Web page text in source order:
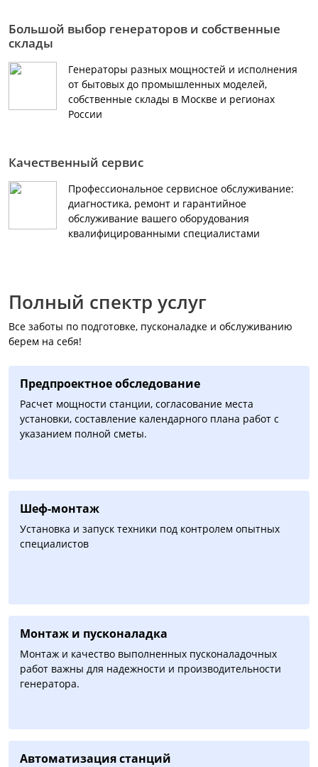
Большой выбор генераторов и собственные
склады
Генераторы разных мощностей и исполнения
от бытовых до промышленных моделей,
собственные склады в Москве и регионах
России
Качественный сервис
Профессиональное сервисное обслуживание:
диагностика, ремонт и гарантийное
обслуживание вашего оборудования
квалифицированными специалистами
Полный спектр услуг
Все заботы по подготовке, пусконаладке и обслуживанию
берем на себя!
Предпроектное обследование
Расчет мощности станции, согласование места
установки, составление календарного плана работ с
указанием полной сметы.
Шеф-монтаж
Установка и запуск техники под контролем опытных
специалистов
Монтаж и пусконаладка
Монтаж и качество выполненных пусконаладочных
работ важны для надежности и производительности
генератора.
Автоматизация cтанций